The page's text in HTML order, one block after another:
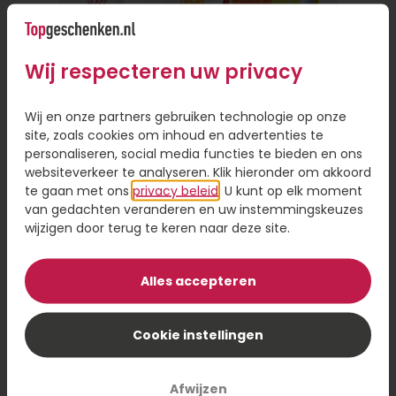
alleen gemakkelijk, want je hoeft de deur niet uit,
maar het bespaart je ook veel tijd. Je hoeft geen
te leggen als de persoon ver weg woont.
Persoonlijke touch toevoegen aan
cadeau
Online een cadeautje versturen is handig, omdat
je de keuze hebt uit een ruim assortiment en je
hoeft niet gehaast een beslissing te nemen. Even
scrollen door het assortiment en een cadeau
sturen op het moment dat voor jou uitkomt. Wil
je een cadeau bezorgen, maar wel iets
persoonlijks toevoegen? Laat je cadeau dan
cadeau. Dit geeft een persoonlijk tintje en maakt
8,95
Bestel
Wij respecteren uw privacy
Wij en onze partners gebruiken technologie op onze
site, zoals cookies om inhoud en advertenties te
personaliseren, social media functies te bieden en ons
websiteverkeer te analyseren. Klik hieronder om akkoord
te gaan met ons privacy beleid . U kunt op elk moment
van gedachten veranderen en uw instemmingskeuzes
wijzigen door terug te keren naar deze site.
Alles accepteren
Cookie instellingen
Afwijzen